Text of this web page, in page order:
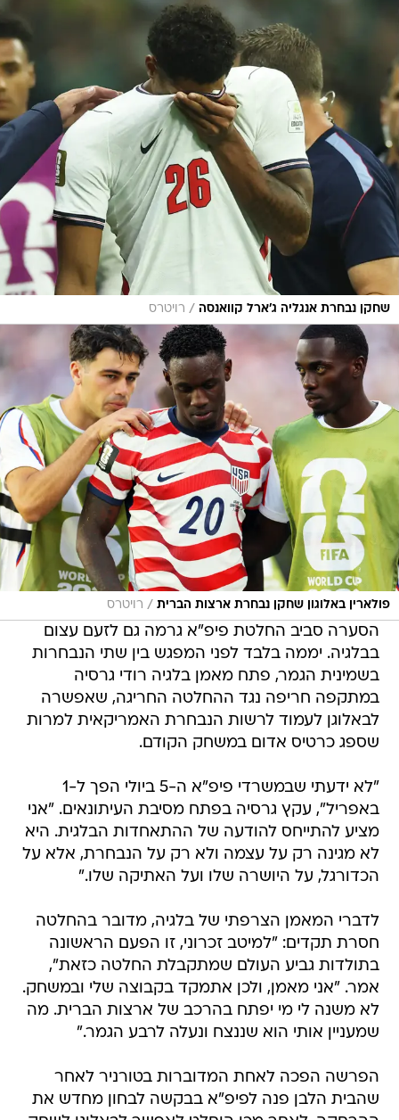
שחקן נבחרת אנגליה ג'ארל קוואנסה / רויטרס
פולארין באלוגון שחקן נבחרת ארצות הברית / רויטרס
הסערה סביב החלטת פיפ"א גרמה גם לזעם עצום
בבלגיה. יממה בלבד לפני המפגש בין שתי הנבחרות
בשמינית הגמר, פתח מאמן בלגיה רודי גרסיה
במתקפה חריפה נגד ההחלטה החריגה, שאפשרה
לבאלוגן לעמוד לרשות הנבחרת האמריקאית למרות
שספג כרטיס אדום במשחק הקודם.
"לא ידעתי שבמשרדי פיפ"א ה-5 ביולי הפך ל-1
באפריל", עקץ גרסיה בפתח מסיבת העיתונאים. "אני
מציע להתייחס להודעה של ההתאחדות הבלגית. היא
לא מגינה רק על עצמה ולא רק על הנבחרת, אלא על
הכדורגל, על היושרה שלו ועל האתיקה שלו."
לדברי המאמן הצרפתי של בלגיה, מדובר בהחלטה
חסרת תקדים: "למיטב זכרוני, זו הפעם הראשונה
בתולדות גביע העולם שמתקבלת החלטה כזאת",
אמר. "אני מאמן, ולכן אתמקד בקבוצה שלי ובמשחק.
לא משנה לי מי יפתח בהרכב של ארצות הברית. מה
שמעניין אותי הוא שננצח ונעלה לרבע הגמר."
הפרשה הפכה לאחת המדוברות בטורניר לאחר
שהבית הלבן פנה לפיפ"א בבקשה לבחון מחדש את